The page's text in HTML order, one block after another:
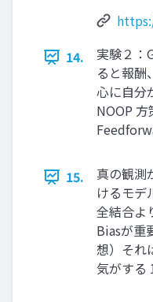
14.
実験２：
ると報酬
心に自分
NOOP
15.
真の観測
けるモデ
全結合よ
Biasが重
想）それ
気がする